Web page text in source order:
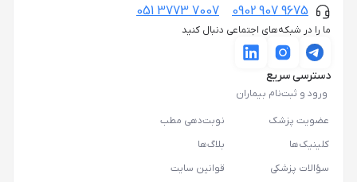
0902 907 9675
051 3773 7007
ما را در شبکه‌های اجتماعی دنبال کنید
دسترسی سریع
ورود و ثبت‌نام بیماران
عضویت پزشک
نوبت‌دهی مطب
کلینیک‌ها
بلاگ‌ها
سؤالات پزشکی
قوانین سایت